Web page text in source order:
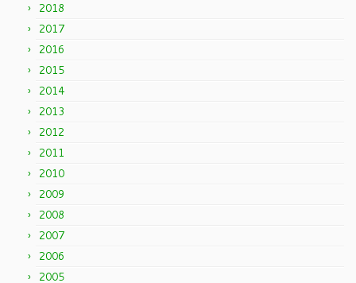
2018
2017
2016
2015
2014
2013
2012
2011
2010
2009
2008
2007
2006
2005